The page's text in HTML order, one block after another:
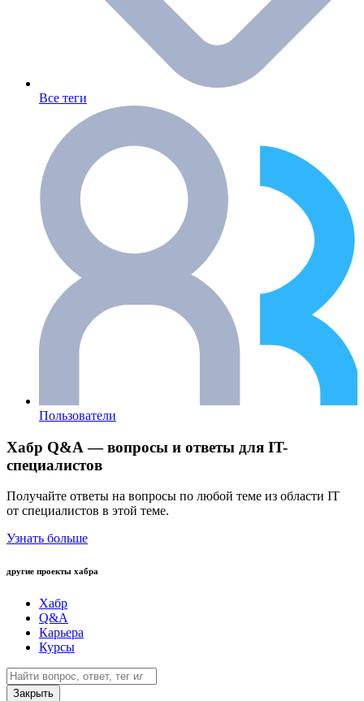
Все теги
Пользователи
Хабр Q&A — вопросы и ответы для IT-
специалистов
Получайте ответы на вопросы по любой теме из области IT
от специалистов в этой теме.
Узнать больше
другие проекты хабра
Хабр
Q&A
Карьера
Курсы
Закрыть